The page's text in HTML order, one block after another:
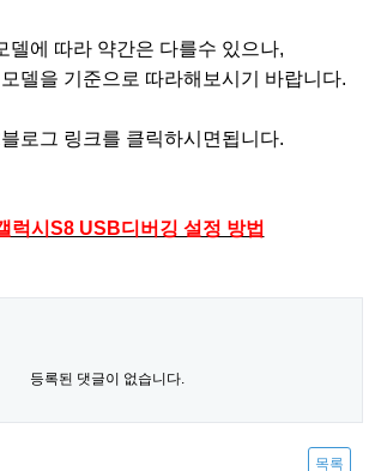
델에 따라 약간은 다를수 있으나,
델을 기준으로 따라해보시기 바랍니다.
로그 링크를 클릭하시면됩니다.
럭시S8 USB디버깅 설정 방법
등록된 댓글이 없습니다.
목록